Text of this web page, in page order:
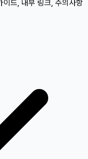
이드, 내부 링크, 주의사항